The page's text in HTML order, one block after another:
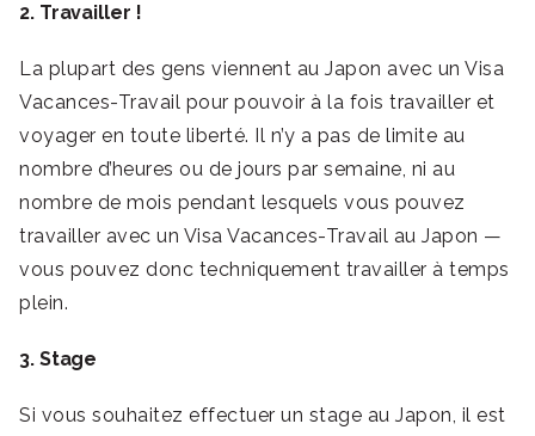
2. Travailler !
La plupart des gens viennent au Japon avec un Visa
Vacances-Travail pour pouvoir à la fois travailler et
voyager en toute liberté. Il n’y a pas de limite au
nombre d’heures ou de jours par semaine, ni au
nombre de mois pendant lesquels vous pouvez
travailler avec un Visa Vacances-Travail au Japon —
vous pouvez donc techniquement travailler à temps
plein.
3. Stage
Si vous souhaitez effectuer un stage au Japon, il est